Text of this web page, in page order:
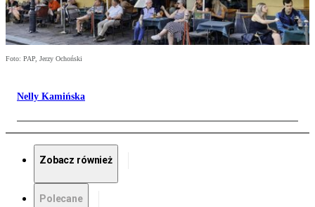
Foto: PAP, Jerzy Ochoński
Nelly Kamińska
Zobacz również
Polecane